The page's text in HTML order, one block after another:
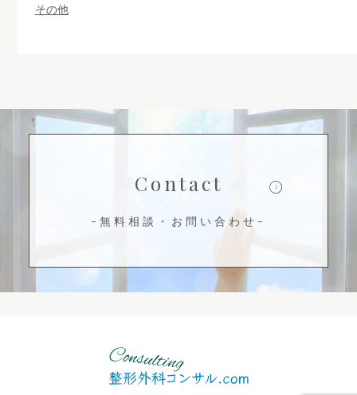
その他
Contact
-無料相談・お問い合わせ-